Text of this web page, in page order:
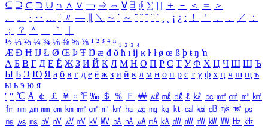
⊆ ⊇ ⊂ ⊃ ∪ ∩ ∧ ∨ ￢ ⇒ ⇔ ∀ ∃ ∮ ∑ ∏ ＋ － ＜ ＝
＞
、
。 · ‥ … ¨ 〃 ― ＼ ∼ ´ ～ ˇ ˘ ˝ ˚ ˙ ¸ ¡ ¿ ː ！ ＇ ， ． ／
：
；
？ ＾ ｀
½ ⅓ ⅔ ¼ ¾ ⅛ ⅜ ⅝ ⅞ ¹ ² ³ ⁴ ⁿ ₁ ₂ ₃ ₄
Æ Ð Ħ Ĳ Ł Ø Œ Þ Ŧ Ŋ æ đ ð ħ ı ĳ ĸ ŀ ł ø œ ß þ ŧ ŋ ŉ
А Б В Г Д Е Ё Ж З И Й К Л М Н О П Р С Т У Ф Х Ц Ч Ш Щ Ъ
Ы Ь Э Ю Я а б в г д е ё ж з и й к л м н о п р с т у ф х ц ч ш щ ъ
ы ь э ю я
′ ″ ℃ Å ￠ ￡ ￥ ¤ ℉ ‰ ＄ ％ Ｆ ￦ ㎕ ㎖ ㎗ ℓ ㎘ ㏄ ㎣ ㎤ ㎥ ㎦
㎙ ㎚ ㎛ ㎜ ㎝ ㎞ ㎟ ㎠ ㎡ ㎢ ㏊ ㎍ ㎎ ㎏ ㏏ ㎈ ㎉ ㏈ ㎧ ㎨ ㎰
㎱ ㎲ ㎳ ㎴ ㎵ ㎶ ㎷ ㎸ ㎹ ㎀ ㎁ ㎂ ㎃ ㎄ ㎺ ㎻ ㎽ ㎾ ㎿ ㎐ ㎑